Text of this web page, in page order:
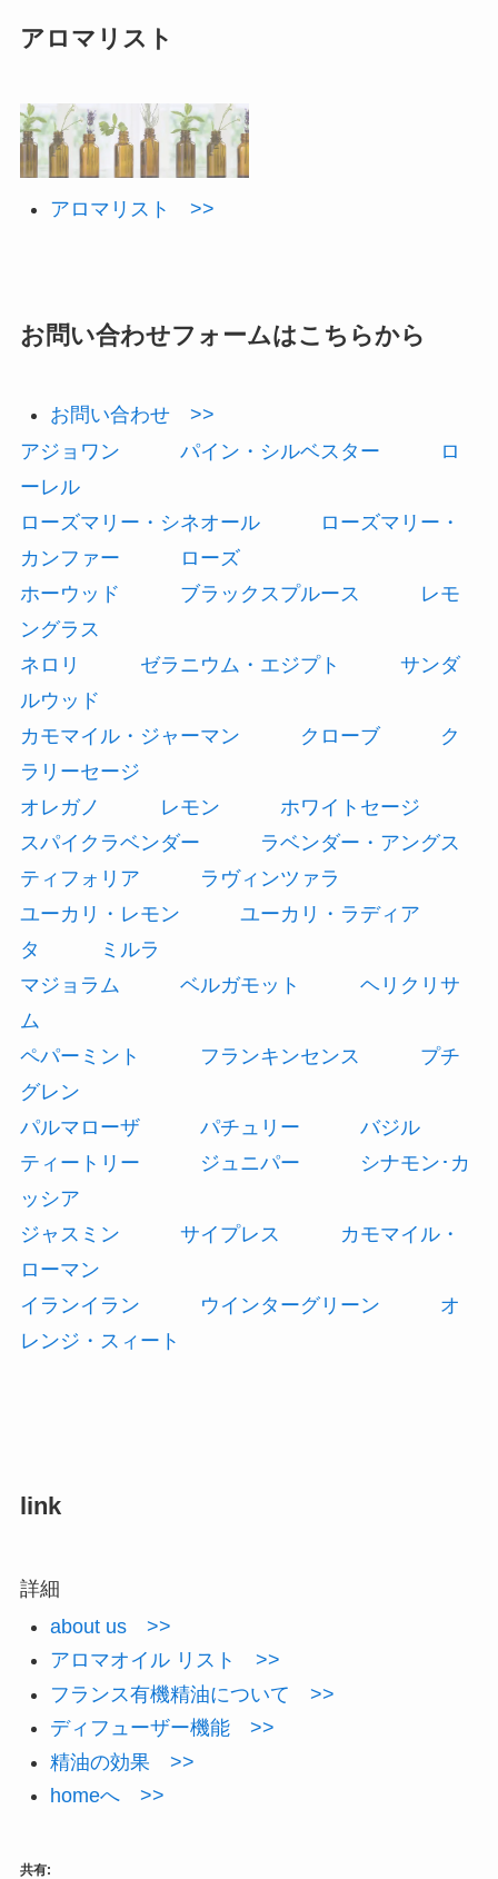
アロマリスト
アロマリスト >>
お問い合わせフォームはこちらから
お問い合わせ >>
アジョワン
パイン・シルベスター
ロ
ーレル
ローズマリー・シネオール
ローズマリー・
カンファー
ローズ
ホーウッド
ブラックスプルース
レモ
ングラス
ネロリ
ゼラニウム・エジプト
サンダ
ルウッド
カモマイル・ジャーマン
クローブ
ク
ラリーセージ
オレガノ
レモン
ホワイトセージ
スパイクラベンダー
ラベンダー・アングス
ティフォリア
ラヴィンツァラ
ユーカリ・レモン
ユーカリ・ラディア
タ
ミルラ
マジョラム
ベルガモット
ヘリクリサ
ム
ペパーミント
フランキンセンス
プチ
グレン
パルマローザ
パチュリー
バジル
ティートリー
ジュニパー
シナモン･カ
ッシア
ジャスミン
サイプレス
カモマイル・
ローマン
イランイラン
ウインターグリーン
オ
レンジ・スィート
link
詳細
about us >>
アロマオイル リスト >>
フランス有機精油について >>
ディフューザー機能 >>
精油の効果 >>
homeへ >>
共有: